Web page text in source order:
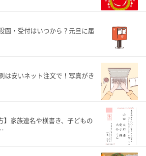
函・受付はいつから？元旦に届
は安いネット注文で！写真がき
】家族連名や横書き、子どもの